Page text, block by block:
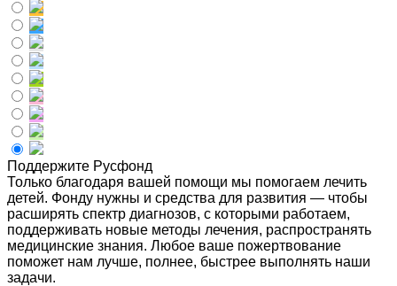
Поддержите Русфонд
Только благодаря вашей помощи мы помогаем лечить
детей. Фонду нужны и средства для развития — чтобы
расширять спектр диагнозов, с которыми работаем,
поддерживать новые методы лечения, распространять
медицинские знания. Любое ваше пожертвование
поможет нам лучше, полнее, быстрее выполнять наши
задачи.